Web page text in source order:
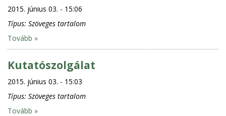
2015. június 03. - 15:06
Típus: Szöveges tartalom
Tovább »
Kutatószolgálat
2015. június 03. - 15:03
Típus: Szöveges tartalom
Tovább »